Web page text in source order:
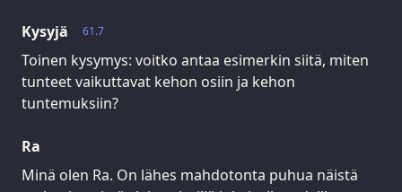
61.7
Kysyjä
Toinen kysymys: voitko antaa esimerkin siitä, miten
tunteet vaikuttavat kehon osiin ja kehon
tuntemuksiin?
Ra
Minä olen Ra. On lähes mahdotonta puhua näistä